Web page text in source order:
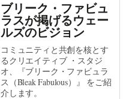
ブリーク・ファビュ
ラスが掲げるウェー
ルズのビジョン
コミュニティと共創を核とす
るクリエイティブ ・スタジ
オ、『ブリーク・ファビュラ
ス（Bleak Fabulous）』 をご紹
介します。